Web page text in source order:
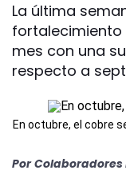
La última
fortalecimiento
mes con una
respecto a
En octubre, el cobre
Por Colaboradores